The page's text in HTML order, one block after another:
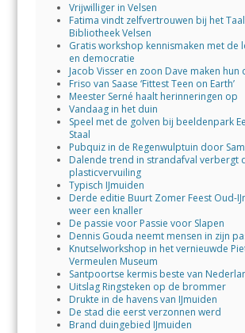
Vrijwilliger in Velsen
Fatima vindt zelfvertrouwen bij het
Bibliotheek Velsen
Gratis workshop kennismaken met de
en democratie
Jacob Visser en zoon Dave maken
Friso van Saase ‘Fittest Teen on Earth’
Meester Serné haalt herinneringen op
Vandaag in het duin
Speel met de golven bij beeldenpark
Staal
Pubquiz in de Regenwulptuin door
Dalende trend in strandafval verbergt
plasticvervuiling
Typisch IJmuiden
Derde editie Buurt Zomer Feest Oud-
weer een knaller
De passie voor Passie voor Slapen
Dennis Gouda neemt mensen in zijn
Knutselworkshop in het vernieuwde
Vermeulen Museum
Santpoortse kermis beste van
Uitslag Ringsteken op de brommer
Drukte in de havens van IJmuiden
De stad die eerst verzonnen werd
Brand duingebied IJmuiden